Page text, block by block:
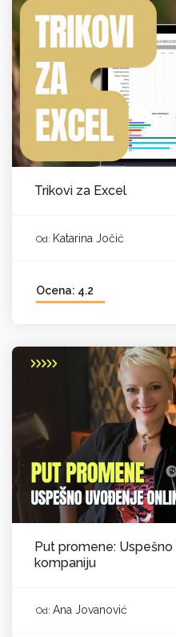
Trikovi za Excel
Od: Katarina Jočić
Ocena: 4.2
Put promene:
kompaniju
Od: Ana Jovanović